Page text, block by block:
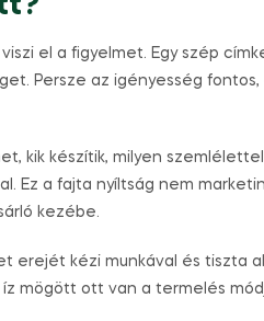
el a figyelmet. Egy szép
Persze az igényesség
kik készítik, milyen
Ez a fajta nyíltság nem
kezébe.
kézi munkával és tiszta
mögött ott van a termelés